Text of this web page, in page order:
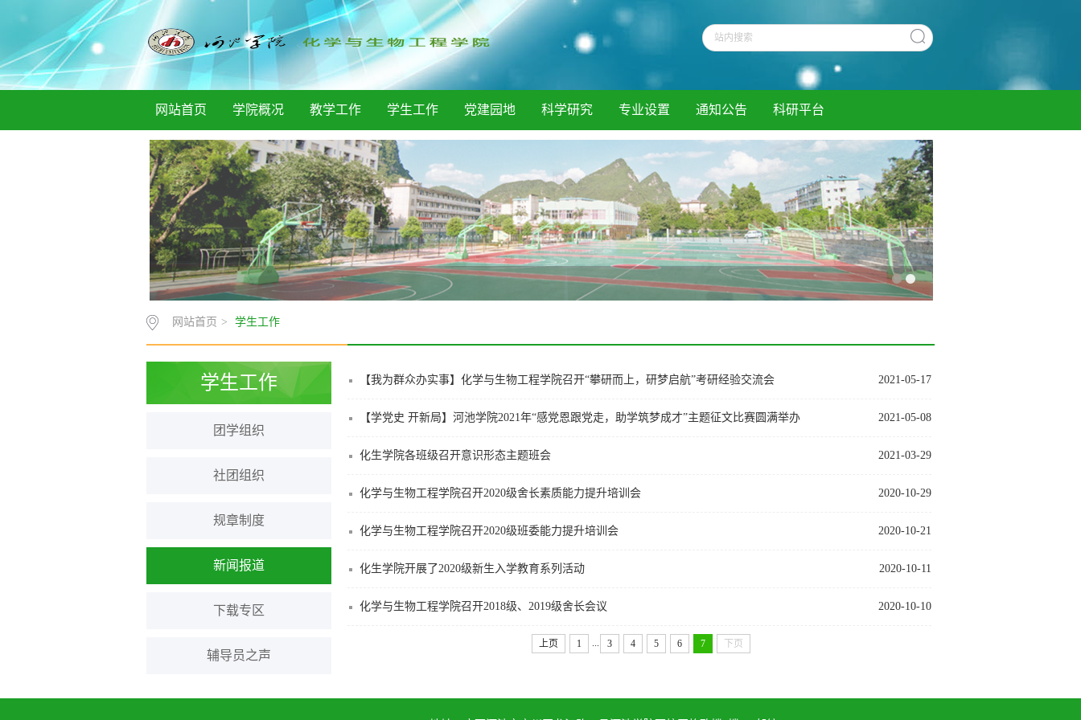
网站首页 学院概况 教学工作 学生工作 党建园地 科学研究 专业设置 通知公告 科研平台
网站首页 > 学生工作
学生工作
团学组织
社团组织
规章制度
新闻报道
下载专区
辅导员之声
2021-05-17
【我为群众办实事】化学与生物工程学院召开“攀研而上，研梦启航”考研经验交流会
2021-05-08
【学党史 开新局】河池学院2021年“感党恩跟党走，助学筑梦成才”主题征文比赛圆满举办
2021-03-29
化生学院各班级召开意识形态主题班会
2020-10-29
化学与生物工程学院召开2020级舍长素质能力提升培训会
2020-10-21
化学与生物工程学院召开2020级班委能力提升培训会
2020-10-11
化生学院开展了2020级新生入学教育系列活动
2020-10-10
化学与生物工程学院召开2018级、2019级舍长会议
上页 1 3 4 5 6 7 下页